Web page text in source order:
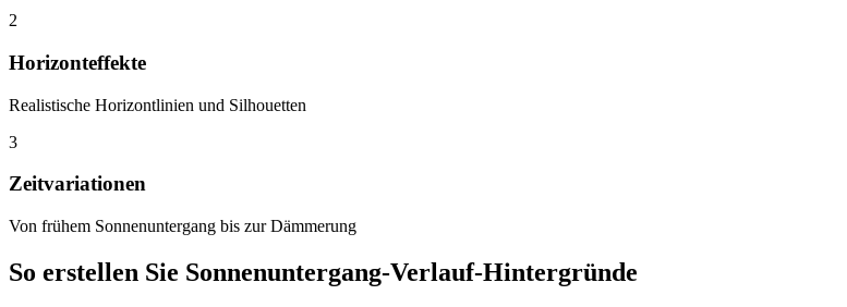
2
Horizonteffekte
Realistische Horizontlinien und Silhouetten
3
Zeitvariationen
Von frühem Sonnenuntergang bis zur Dämmerung
So erstellen Sie Sonnenuntergang-Verlauf-Hintergründe